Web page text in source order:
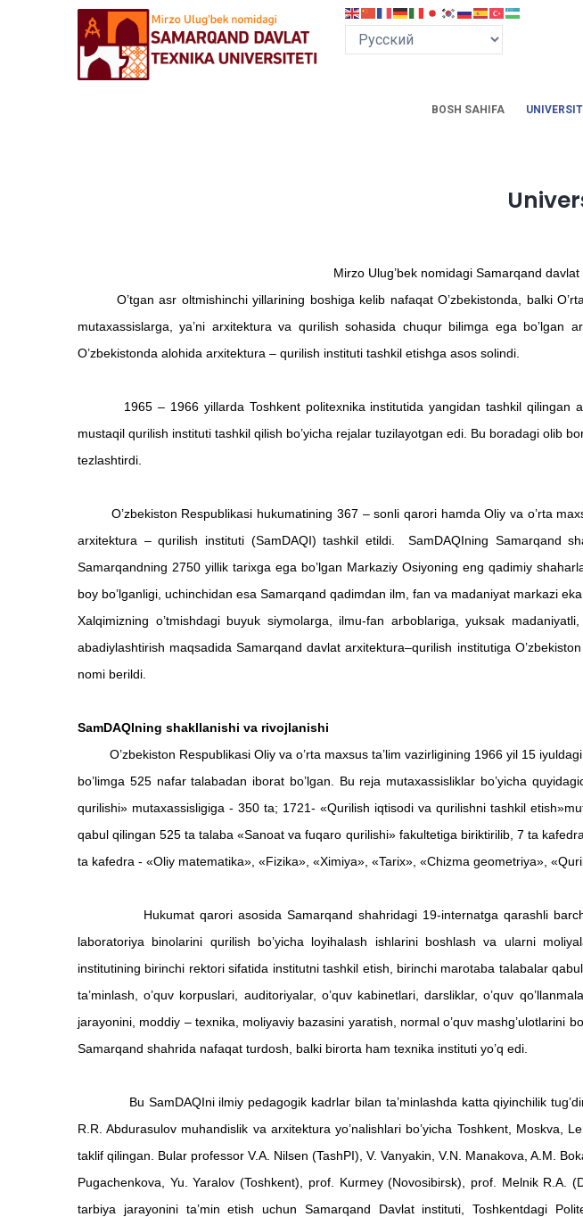
BOSH SAHIFA
Mirzo Ulug’bek nomidagi Samarqand
O’tgan asr oltmishinchi yillarining boshiga kelib nafaqat O’zbekistonda, balki
mutaxassislarga, ya’ni arxitektura va qurilish sohasida chuqur bilimga ega bo’lgan
O’zbekistonda alohida arxitektura – qurilish instituti tashkil etishga asos solindi.
1965 – 1966 yillarda Toshkent politexnika institutida yangidan tashkil qilingan
mustaqil qurilish instituti tashkil qilish bo’yicha rejalar tuzilayotgan edi. Bu boradagi olib
tezlashtirdi.
O’zbekiston Respublikasi hukumatining 367 – sonli qarori hamda Oliy va o’rta
arxitektura – qurilish instituti (SamDAQI) tashkil etildi. SamDAQIning Samarqand
Samarqandning 2750 yillik tarixga ega bo’lgan Markaziy Osiyoning eng qadimiy
boy bo’lganligi, uchinchidan esa Samarqand qadimdan ilm, fan va madaniyat markazi
Xalqimizning o’tmishdagi buyuk siymolarga, ilmu-fan arboblariga, yuksak
abadiylashtirish maqsadida Samarqand davlat arxitektura–qurilish institutiga
nomi berildi.
SamDAQIning shakllanishi va rivojlanishi
O’zbekiston Respublikasi Oliy va o’rta maxsus ta’lim vazirligining 1966 yil 15
bo’limga 525 nafar talabadan iborat bo’lgan. Bu reja mutaxassisliklar bo’yicha
qurilishi» mutaxassisligiga - 350 ta; 1721- «Qurilish iqtisodi va qurilishni tashkil
qabul qilingan 525 ta talaba «Sanoat va fuqaro qurilishi» fakultetiga biriktirilib, 7 ta
ta kafedra - «Oliy matematika», «Fizika», «Ximiya», «Tarix», «Chizma geometriya»,
Hukumat qarori asosida Samarqand shahridagi 19-internatga qarashli barcha
laboratoriya binolarini qurilish bo’yicha loyihalash ishlarini boshlash va ularni
institutining birinchi rektori sifatida institutni tashkil etish, birinchi marotaba talabalar
ta’minlash, o’quv korpuslari, auditoriyalar, o’quv kabinetlari, darsliklar, o’quv
jarayonini, moddiy – texnika, moliyaviy bazasini yaratish, normal o’quv mashg’ulotlarini
Samarqand shahrida nafaqat turdosh, balki birorta ham texnika instituti yo’q edi.
Bu SamDAQIni ilmiy pedagogik kadrlar bilan ta’minlashda katta qiyinchilik
R.R. Abdurasulov muhandislik va arxitektura yo’nalishlari bo’yicha Toshkent,
taklif qilingan. Bular professor V.A. Nilsen (TashPI), V. Vanyakin, V.N. Manakova, A.M.
Pugachenkova, Yu. Yaralov (Toshkent), prof. Kurmey (Novosibirsk), prof. Melnik R.A.
tarbiya jarayonini ta’min etish uchun Samarqand Davlat instituti, Toshkentdagi